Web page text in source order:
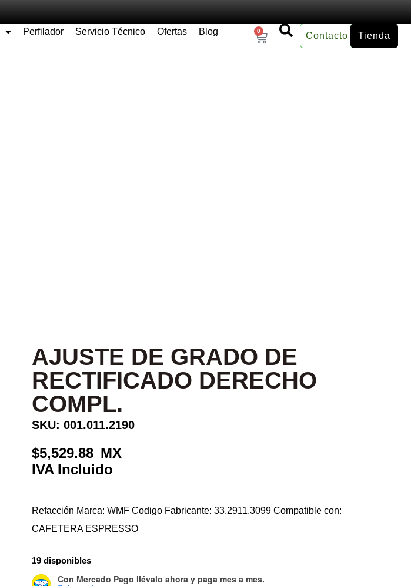
Perfilador Servicio Técnico Ofertas Blog 0 Contacto Tienda
AJUSTE DE GRADO DE
RECTIFICADO DERECHO
COMPL.
SKU: 001.011.2190
5,529.88
Refacción Marca: WMF Codigo Fabricante: 33.2911.3099 Compatible con:
CAFETERA ESPRESSO
19 disponibles
Con Mercado Pago llévalo ahora y paga mes a mes.
Equipos